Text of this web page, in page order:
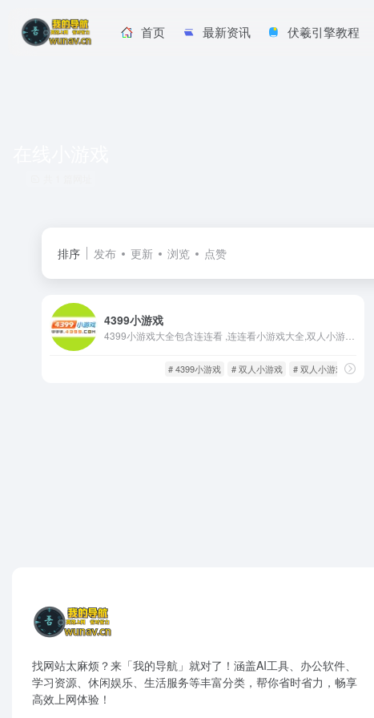
首页 最新资讯 伏羲引擎教程
排序 发布 更新 浏览 点赞
4399小游戏
# 4399小游戏 # 双人小游戏 # 双人小游戏大全
找网站太麻烦？来「我的导航」就对了！涵盖AI工具、办公软件、
学习资源、休闲娱乐、生活服务等丰富分类，帮你省时省力，畅享
高效上网体验！